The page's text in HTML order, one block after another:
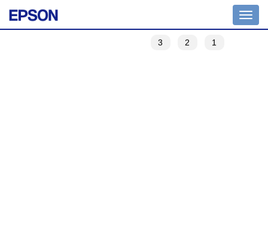
Toggle
navigation
1
2
3